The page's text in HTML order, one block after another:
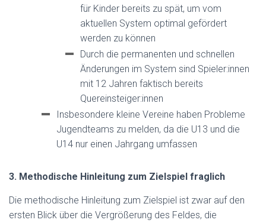
für Kinder bereits zu spät, um vom
aktuellen System optimal gefördert
werden zu können
Durch die permanenten und schnellen
Änderungen im System sind Spieler:innen
mit 12 Jahren faktisch bereits
Quereinsteiger:innen
Insbesondere kleine Vereine haben Probleme
Jugendteams zu melden, da die U13 und die
U14 nur einen Jahrgang umfassen
3. Methodische Hinleitung zum Zielspiel fraglich
Die methodische Hinleitung zum Zielspiel ist zwar auf den
ersten Blick über die Vergrößerung des Feldes, die